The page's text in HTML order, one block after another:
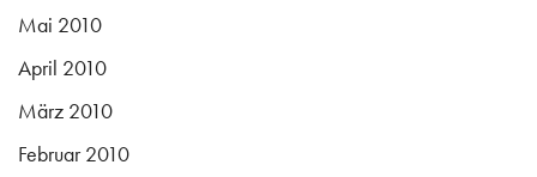
Mai 2010
April 2010
März 2010
Februar 2010